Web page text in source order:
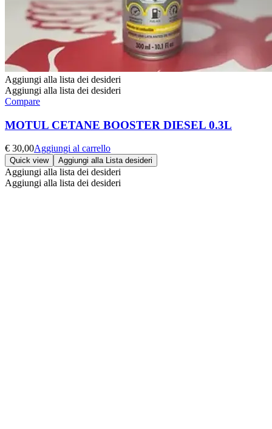
Aggiungi alla lista dei desideri
Aggiungi alla lista dei desideri
Compare
MOTUL CETANE BOOSTER DIESEL 0.3L
€ 30,00Aggiungi al carrello
Quick view Aggiungi alla Lista desideri
Aggiungi alla lista dei desideri
Aggiungi alla lista dei desideri